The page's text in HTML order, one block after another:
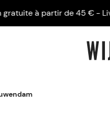
à partir de 45 € - Livré